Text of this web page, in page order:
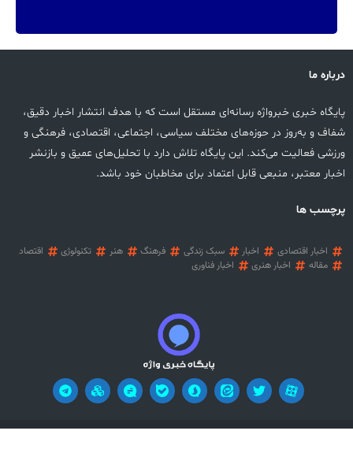
درباره ما
پایگاه خبری خبرواژه رسانه‌ای مستقل است که با هدف انتشار اخبار دقیق،
شفاف و به‌روز در حوزه‌های مختلف سیاسی، اجتماعی، اقتصادی، فرهنگی و
ورزشی فعالیت می‌کند. این پایگاه تلاش دارد با تحلیل‌های عمیق و بازنشر
اخبار معتبر، منبعی قابل اعتماد برای مخاطبان خود باشد.
پرچسب ها
اخبار اقتصادی اخبار سبک زندگی فرهنگ هنر تکنولوژی
اقتصاد
مقاله
اخبار هنری اخبار فناوری